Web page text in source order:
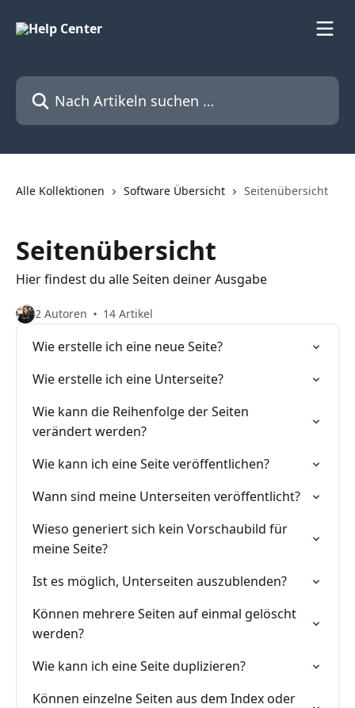
Nach Artikeln suchen …
Alle Kollektionen Software Übersicht Seitenübersicht
Seitenübersicht
Hier findest du alle Seiten deiner Ausgabe
2 Autoren 14 Artikel
Wie erstelle ich eine neue Seite?
Wie erstelle ich eine Unterseite?
Wie kann die Reihenfolge der Seiten
verändert werden?
Wie kann ich eine Seite veröffentlichen?
Wann sind meine Unterseiten veröffentlicht?
Wieso generiert sich kein Vorschaubild für
meine Seite?
Ist es möglich, Unterseiten auszublenden?
Können mehrere Seiten auf einmal gelöscht
werden?
Wie kann ich eine Seite duplizieren?
Können einzelne Seiten aus dem Index oder